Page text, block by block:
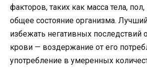
факторов, таких как масса тела, пол,
общее состояние организма.
избежать негативных последствий
крови — воздержание от его
употребление в умеренных